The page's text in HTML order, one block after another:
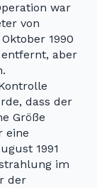
war
von
1990
aber
dass der
Größe
eine
1991
im
der